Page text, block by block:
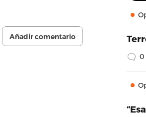
Añadir comentario
0